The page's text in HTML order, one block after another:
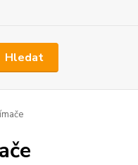
Hledat